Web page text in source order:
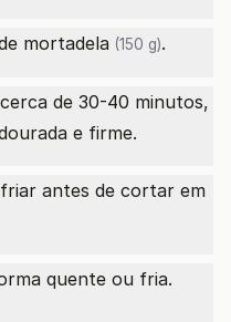
mortadela (150 g).
de 30-40 minutos,
e firme.
antes de cortar em
quente ou fria.